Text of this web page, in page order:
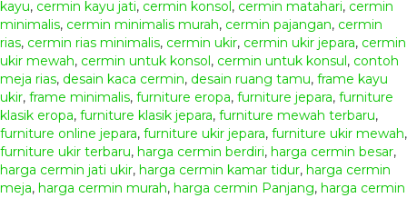
kayu, cermin kayu jati, cermin konsol , cermin matahari, cermin
minimalis, cermin minimalis murah, cermin pajangan, cermin
rias, cermin rias minimalis, cermin ukir, cermin ukir jepara, cermin
ukir mewah, cermin untuk konsol , cermin untuk konsul , contoh
meja rias, desain kaca cermin, desain ruang tamu, frame kayu
ukir, frame minimalis, furniture eropa, furniture jepara, furniture
klasik eropa, furniture klasik jepara, furniture mewah terbaru,
furniture online jepara, furniture ukir jepara, furniture ukir mewah,
furniture ukir terbaru, harga cermin berdiri, harga cermin besar,
harga cermin jati ukir, harga cermin kamar tidur, harga cermin
meja, harga cermin murah, harga cermin Panjang, harga cermin